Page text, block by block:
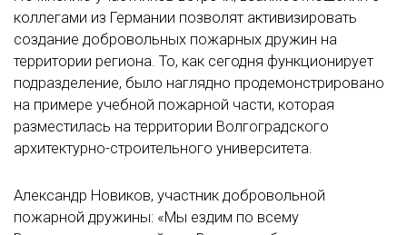
коллегами из Германии позволят активизировать
создание добровольных пожарных дружин на
территории региона. То, как сегодня функционирует
подразделение, было наглядно продемонстрировано
на примере учебной пожарной части, которая
разместилась на территории Волгоградского
архитектурно-строительного университета.
Александр Новиков, участник добровольной
пожарной дружины: «Мы ездим по всему